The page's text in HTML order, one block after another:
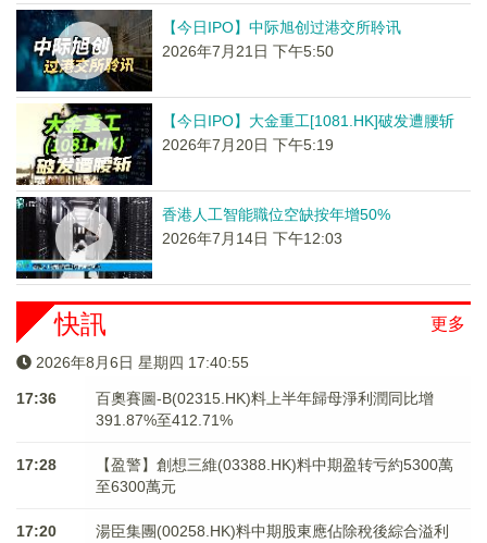
【今日IPO】中际旭创过港交所聆讯
2026年7月21日 下午5:50
【今日IPO】大金重工[1081.HK]破发遭腰斩
2026年7月20日 下午5:19
香港人工智能職位空缺按年增50%
2026年7月14日 下午12:03
更多
快訊
2026年8月6日 星期四 17:40:55
17:36
百奧賽圖-B(02315.HK)料上半年歸母淨利潤同比增
391.87%至412.71%
17:28
【盈警】創想三維(03388.HK)料中期盈转亏約5300萬
至6300萬元
17:20
湯臣集團(00258.HK)料中期股東應佔除稅後綜合溢利